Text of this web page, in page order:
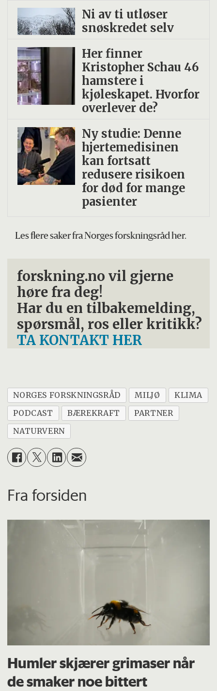
Ni av ti utløser
snøskredet selv
Her finner
Kristopher Schau 46
hamstere i
kjøleskapet. Hvorfor
overlever de?
Ny studie: Denne
hjertemedisinen
kan fortsatt
redusere risikoen
for død for mange
pasienter
Les flere saker fra Norges forskningsråd her.
forskning.no vil gjerne
høre fra deg!
Har du en tilbakemelding,
spørsmål, ros eller kritikk?
TA KONTAKT HER
NORGES FORSKNINGSRÅD MILJØ
KLIMA
PODCAST
BÆREKRAFT
PARTNER
NATURVERN
Fra forsiden
Humler skjærer grimaser når
de smaker noe bittert